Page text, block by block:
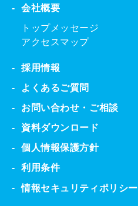
会社概要
トップメッセージ
アクセスマップ
採用情報
よくあるご質問
お問い合わせ・ご相談
資料ダウンロード
個人情報保護方針
利用条件
情報セキュリティポリシー